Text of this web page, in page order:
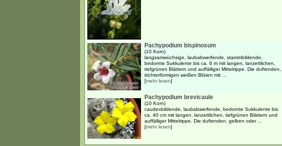
Pachypodium bispinosum
(10 Korn)
langsamwüchsige, laubabwerfende, stammbildende,
bedornte Sukkulente bis ca. 6 m mit langen, lanzettlichen,
tiefgrünen Blättern und auffälliger Mittelrippe. Die duftenden,
trichterförmigen weißen Blüten mit ...
[mehr lesen]
Pachypodium brevicaule
(10 Korn)
caudexbildende, laubabwerfende, bedornte Sukkulente bis
ca. 40 cm mit langen, lanzettlichen, tiefgrünen Blättern und
auffälliger Mittelrippe. Die duftenden, gelben oder ...
[mehr lesen]